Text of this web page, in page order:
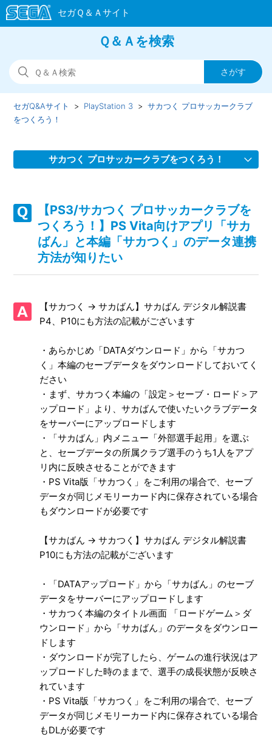
Ｑ＆Ａを検索
セガQ&Aサイト PlayStation 3
サカつく プロサッカークラブ
をつくろう！
サカつく プロサッカークラブをつくろう！
インで表示されるプレイヤーの名前は、何の名前が使用され
るのか
【PS3/サカつく プロサッカークラブをつくろう！】PS Vita
アプリ「サカばん」で育てた選手を本編「サカつく」に反映
させる方法が知りたい
【PS3/サカつく プロサッカークラブをつくろう！】PS Vita
向けアプリ「サカばん」と本編「サカつく」のデータ連携方
法が知りたい
【PS3/サカつく プロサッカークラブをつくろう！】PS Vita
アプリ「サカばん」で、本編「サカつく」から取り込んだ選
手の成長度合いはどのように確認できるのか
【PS3/サカつく プロサッカークラブをつくろう！】蓄積疲
労を回復させるにはどうしたらよいか
【PS3/サカつく プロサッカークラブをつくろう！】蓄積疲
労が溜まっている選手を見分けるにはどうしたらよいか
【PS3/サカつく プロサッカークラブをつくろう！】時々休
養させているが、選手のコンディションが良くならない
【PS3/サカつく プロサッカークラブをつくろう！】光プレ
ーはどのような時に発動するのか
【PS3/サカつく プロサッカークラブをつくろう！】秘密交
渉を行う以外にも、期限付き移籍先がなくなる場合があるの
【PS3/サカつく プロサッカークラブをつくろう！】選手デ
ータは存在するが「直接交渉＞選手検索」機能で検索できな
いケースはあるのか
もっと見る
【PS3/サカつく プロサッカークラブを
つくろう！】PS Vita向けアプリ「サカ
ばん」と本編「サカつく」のデータ連携
方法が知りたい
【サカつく → サカばん】サカばん デジタル解説書
P4、P10にも方法の記載がございます
・あらかじめ「DATAダウンロード」から「サカつ
く」本編のセーブデータをダウンロードしておいてく
ださい
・まず、サカつく本編の「設定＞セーブ・ロード＞ア
ップロード」より、サカばんで使いたいクラブデータ
をサーバーにアップロードします
・「サカばん」内メニュー「外部選手起用」を選ぶ
と、セーブデータの所属クラブ選手のうち1人をアプ
リ内に反映させることができます
・PS Vita版「サカつく」をご利用の場合で、セーブ
データが同じメモリーカード内に保存されている場合
もダウンロードが必要です
【サカばん → サカつく】サカばん デジタル解説書
P10にも方法の記載がございます
・「DATAアップロード」から「サカばん」のセーブ
データをサーバーにアップロードします
・サカつく本編のタイトル画面 「ロードゲーム＞ダ
ウンロード」から「サカばん」のデータをダウンロー
ドします
・ダウンロードが完了したら、ゲームの進行状況はア
ップロードした時のままで、選手の成長状態が反映さ
れています
・PS Vita版「サカつく」をご利用の場合で、セーブ
データが同じメモリーカード内に保存されている場合
もDLが必要です